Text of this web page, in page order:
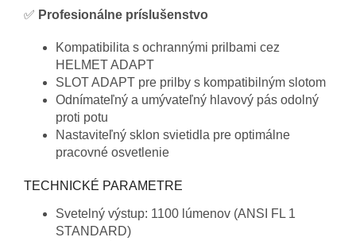
✅ Profesionálne príslušenstvo
Kompatibilita s ochrannými prilbami cez
HELMET ADAPT
SLOT ADAPT pre prilby s kompatibilným slotom
Odnímateľný a umývateľný hlavový pás odolný
proti potu
Nastaviteľný sklon svietidla pre optimálne
pracovné osvetlenie
TECHNICKÉ PARAMETRE
Svetelný výstup: 1100 lúmenov (ANSI FL 1
STANDARD)